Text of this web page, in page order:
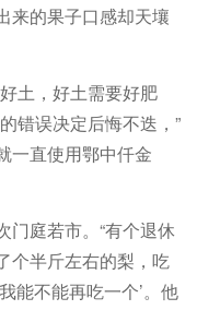
来的果子口感却天壤
土，好土需要好肥
错误决定后悔不迭，”
一直使用鄂中仟金
门庭若市。“有个退休
个半斤左右的梨，吃
能不能再吃一个’。他